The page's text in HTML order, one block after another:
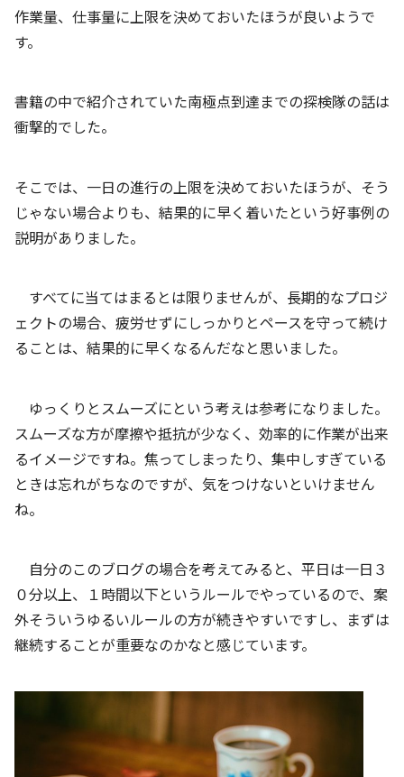
作業量、仕事量に上限を決めておいたほうが良いようで
す。
書籍の中で紹介されていた南極点到達までの探検隊の話は
衝撃的でした。
そこでは、一日の進行の上限を決めておいたほうが、そう
じゃない場合よりも、結果的に早く着いたという好事例の
説明がありました。
すべてに当てはまるとは限りませんが、長期的なプロジ
ェクトの場合、疲労せずにしっかりとペースを守って続け
ることは、結果的に早くなるんだなと思いました。
ゆっくりとスムーズにという考えは参考になりました。
スムーズな方が摩擦や抵抗が少なく、効率的に作業が出来
るイメージですね。焦ってしまったり、集中しすぎている
ときは忘れがちなのですが、気をつけないといけません
ね。
自分のこのブログの場合を考えてみると、平日は一日３
０分以上、１時間以下というルールでやっているので、案
外そういうゆるいルールの方が続きやすいですし、まずは
継続することが重要なのかなと感じています。